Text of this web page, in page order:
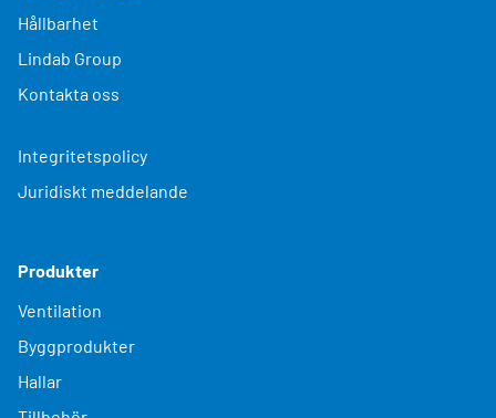
Hållbarhet
Lindab Group
Kontakta oss
Integritetspolicy
Juridiskt meddelande
Produkter
Ventilation
Byggprodukter
Hallar